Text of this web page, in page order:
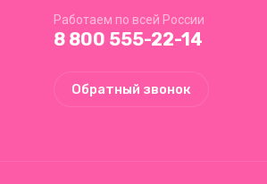
Работаем по всей России
8 800 555-22-14
Обратный звонок